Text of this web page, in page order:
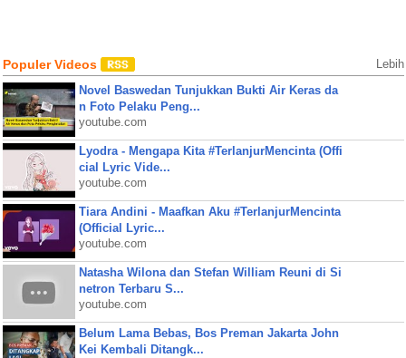
Populer Videos Lebih
Novel Baswedan Tunjukkan Bukti Air Keras da
n Foto Pelaku Peng...
youtube.com
Lyodra - Mengapa Kita #TerlanjurMencinta (Offi
cial Lyric Vide...
youtube.com
Tiara Andini - Maafkan Aku #TerlanjurMencinta
(Official Lyric...
youtube.com
Natasha Wilona dan Stefan William Reuni di Si
netron Terbaru S...
youtube.com
Belum Lama Bebas, Bos Preman Jakarta John
Kei Kembali Ditangk...